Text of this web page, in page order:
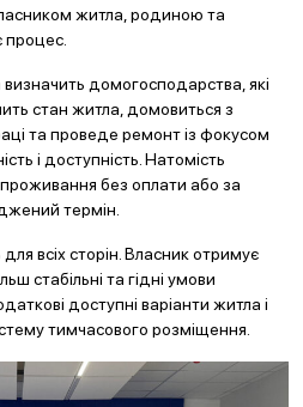
житла, родиною та
процес.
домогосподарства, які
стан житла, домовиться з
та проведе ремонт із фокусом
і доступність. Натомість
без оплати або за
термін.
всіх сторін. Власник отримує
стабільні та гідні умови
доступні варіанти житла і
тимчасового розміщення.